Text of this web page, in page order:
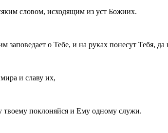
словом, исходящим из уст Божиих.
о Тебе, и на руках понесут Тебя,
и славу их,
твоему поклоняйся и Ему одному служи.